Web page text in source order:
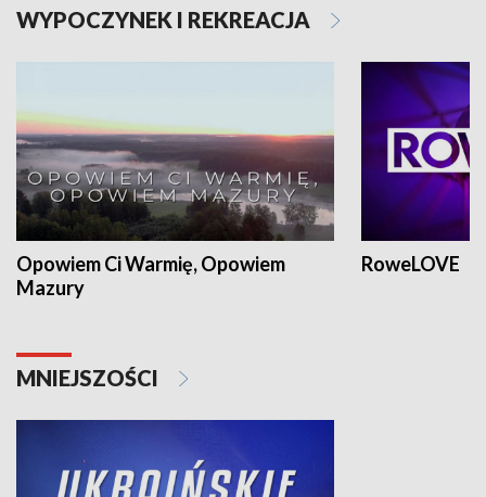
WYPOCZYNEK I REKREACJA
Opowiem Ci Warmię, Opowiem
Mazury
RoweLOVE
MNIEJSZOŚCI